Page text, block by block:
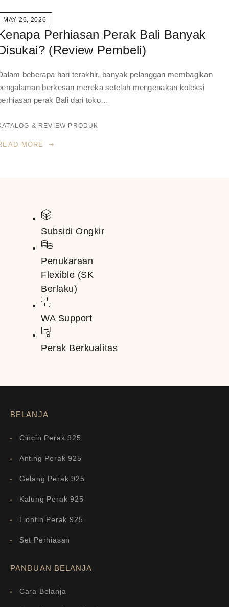
MAY 26, 2026
Perhiasan Perak Bali Banyak
(Review Pembeli)
beberapa hari terakhir, banyak pelanggan membagikan
berkesan mereka setelah mengenakan koleksi
perak Bali dari toko…
& REVIEW PRODUK
MORE
Subsidi Ongkir
Penukaraan
Flexible (SK
Berlaku)
WA Support
Perak Berkualitas
BELANJA
Cincin Perak 925
Anting Perak 925
Gelang Perak 925
Kalung Perak 925
Liontin Perak 925
Set Perhiasan
PANDUAN BELANJA
Cara Belanja